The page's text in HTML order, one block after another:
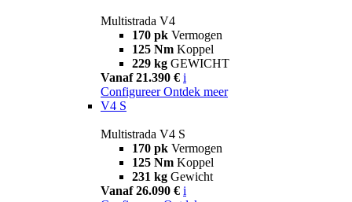
Multistrada V4
170 pk Vermogen
125 Nm Koppel
229 kg GEWICHT
Vanaf 21.390 € i
Configureer Ontdek meer
V4 S
Multistrada V4 S
170 pk Vermogen
125 Nm Koppel
231 kg Gewicht
Vanaf 26.090 € i